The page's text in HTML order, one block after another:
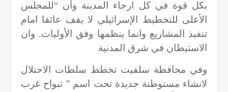
بكل قوة في كل ارجاء المدينة وأن “للمجلس
الأعلى للتخطيط الإسرائيلي لا يقف عائقا امام
تنفيذ المشاريع وانما ينظمها وفق الأوليات. وان
الاستيطان في شرق المدنية
وفي محافظة سلفيت تخطط سلطات الاحتلال
لانشاء مستوطنة جديدة تحت اسم ” تبواح غرب